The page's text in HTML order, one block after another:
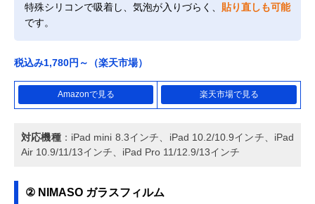
特殊シリコンで吸着し、気泡が入りづらく、 貼り直しも可能
です。
税込み1,780円～（楽天市場）
Amazonで見る 楽天市場で見る
対応機種：iPad mini 8.3インチ、iPad 10.2/10.9インチ、iPad
Air 10.9/11/13インチ、iPad Pro 11/12.9/13インチ
② NIMASO ガラスフィルム